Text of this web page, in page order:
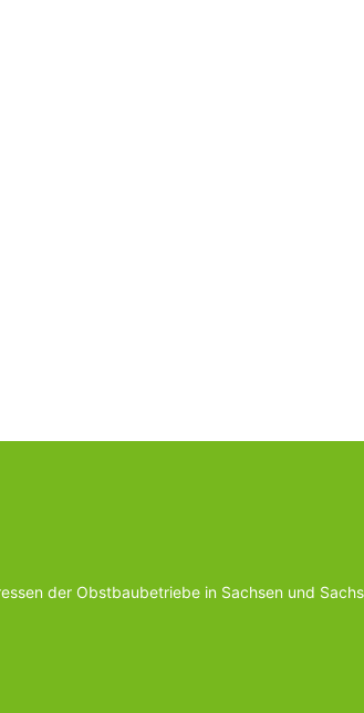
der Obstbaubetriebe in Sachsen und